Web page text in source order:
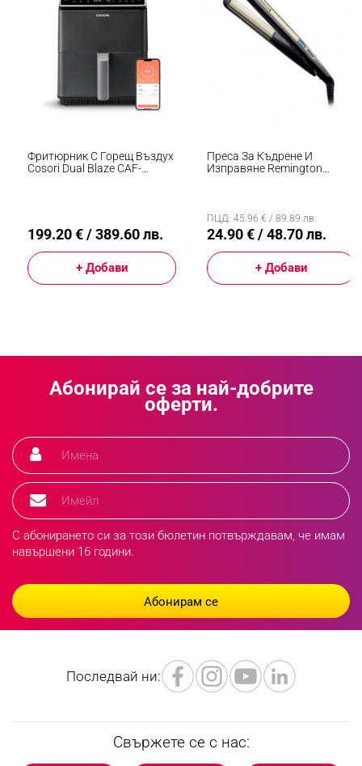
Фритюрник С Горещ Въздух
Cosori Dual Blaze CAF-
199.20 € / 389.60 лв.
+ Добави
Преса За Къдрене И
Изправяне Remington
Златист/черен
ПЦД: 45.96 € / 89.89 лв.
24.90 € / 48.70 лв.
+ Добави
Абонирай се за най-добрите
оферти.
С абонирането си за този бюлетин потвърждавам, че имам
навършени 16 години.
Последвай ни:
Свържете се с нас: